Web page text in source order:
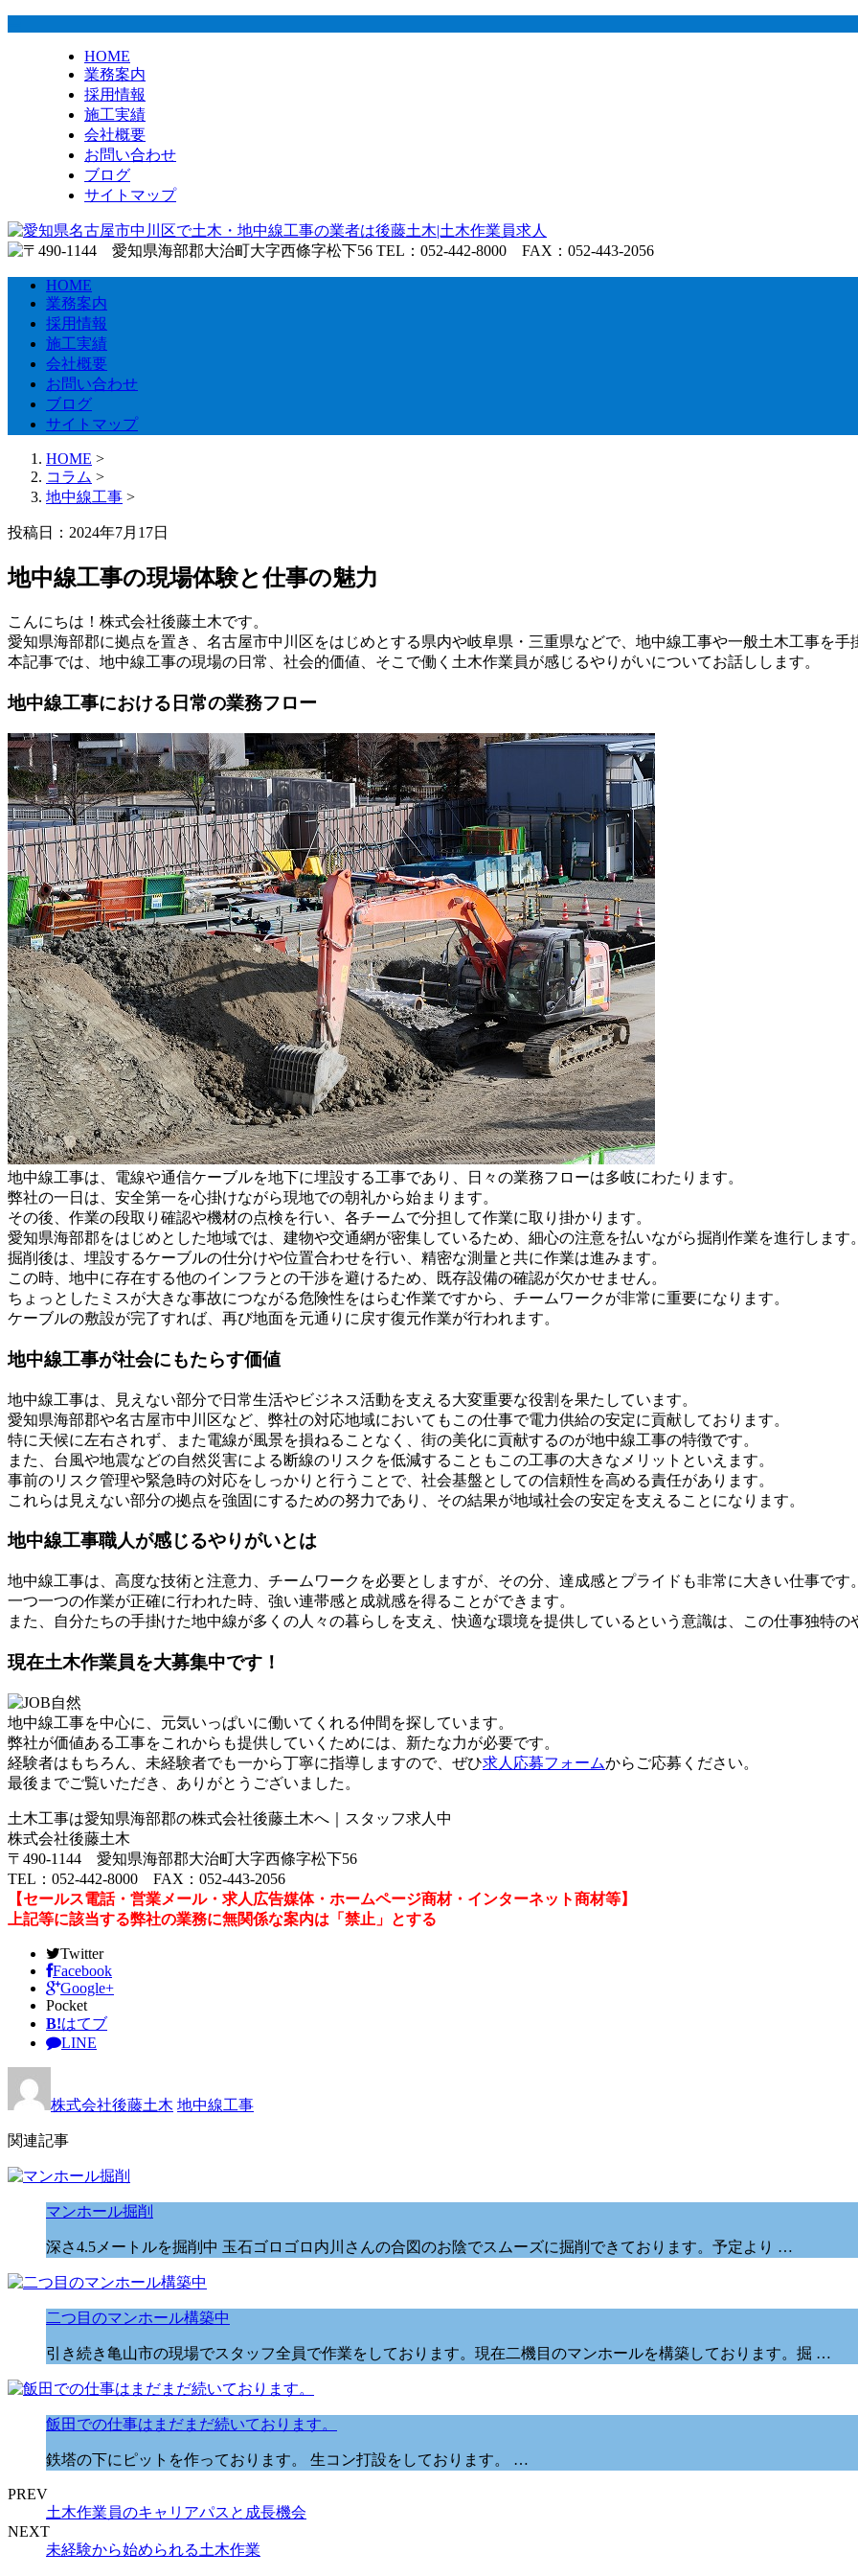
HOME
業務案内
採用情報
施工実績
会社概要
お問い合わせ
ブログ
サイトマップ
HOME
業務案内
採用情報
施工実績
会社概要
お問い合わせ
ブログ
サイトマップ
HOME >
コラム >
地中線工事 >
投稿日：2024年7月17日
地中線工事の現場体験と仕事の魅力
こんにちは！株式会社後藤土木です。
愛知県海部郡に拠点を置き、名古屋市中川区をはじめとする県内や岐阜県・三重県などで、地中線工事や一般土木工事を手
本記事では、地中線工事の現場の日常、社会的価値、そこで働く土木作業員が感じるやりがいについてお話しします。
地中線工事における日常の業務フロー
地中線工事は、電線や通信ケーブルを地下に埋設する工事であり、日々の業務フローは多岐にわたります。
弊社の一日は、安全第一を心掛けながら現地での朝礼から始まります。
その後、作業の段取り確認や機材の点検を行い、各チームで分担して作業に取り掛かります。
愛知県海部郡をはじめとした地域では、建物や交通網が密集しているため、細心の注意を払いながら掘削作業を進行します。
掘削後は、埋設するケーブルの仕分けや位置合わせを行い、精密な測量と共に作業は進みます。
この時、地中に存在する他のインフラとの干渉を避けるため、既存設備の確認が欠かせません。
ちょっとしたミスが大きな事故につながる危険性をはらむ作業ですから、チームワークが非常に重要になります。
ケーブルの敷設が完了すれば、再び地面を元通りに戻す復元作業が行われます。
地中線工事が社会にもたらす価値
地中線工事は、見えない部分で日常生活やビジネス活動を支える大変重要な役割を果たしています。
愛知県海部郡や名古屋市中川区など、弊社の対応地域においてもこの仕事で電力供給の安定に貢献しております。
特に天候に左右されず、また電線が風景を損ねることなく、街の美化に貢献するのが地中線工事の特徴です。
また、台風や地震などの自然災害による断線のリスクを低減することもこの工事の大きなメリットといえます。
事前のリスク管理や緊急時の対応をしっかりと行うことで、社会基盤としての信頼性を高める責任があります。
これらは見えない部分の拠点を強固にするための努力であり、その結果が地域社会の安定を支えることになります。
地中線工事職人が感じるやりがいとは
地中線工事は、高度な技術と注意力、チームワークを必要としますが、その分、達成感とプライドも非常に大きい仕事です。
一つ一つの作業が正確に行われた時、強い連帯感と成就感を得ることができます。
また、自分たちの手掛けた地中線が多くの人々の暮らしを支え、快適な環境を提供しているという意識は、この仕事独特の
現在土木作業員を大募集中です！
地中線工事を中心に、元気いっぱいに働いてくれる仲間を探しています。
弊社が価値ある工事をこれからも提供していくためには、新たな力が必要です。
経験者はもちろん、未経験者でも一から丁寧に指導しますので、ぜひ求人応募フォームからご応募ください。
最後までご覧いただき、ありがとうございました。
土木工事は愛知県海部郡の株式会社後藤土木へ｜スタッフ求人中
株式会社後藤土木
〒490-1144 愛知県海部郡大治町大字西條字松下56
TEL：052-442-8000 FAX：052-443-2056
【セールス電話・営業メール・求人広告媒体・ホームページ商材・インターネット商材等】
上記等に該当する弊社の業務に無関係な案内は「禁止」とする
Twitter
Facebook
Google+
Pocket
B!はてブ
LINE
株式会社後藤土木 地中線工事
関連記事
マンホール掘削
深さ4.5メートルを掘削中 玉石ゴロゴロ内川さんの合図のお陰でスムーズに掘削できております。予定より …
二つ目のマンホール構築中
引き続き亀山市の現場でスタッフ全員で作業をしております。現在二機目のマンホールを構築しております。掘 …
飯田での仕事はまだまだ続いております。
鉄塔の下にピットを作っております。 生コン打設をしております。 …
PREV
土木作業員のキャリアパスと成長機会
NEXT
未経験から始められる土木作業